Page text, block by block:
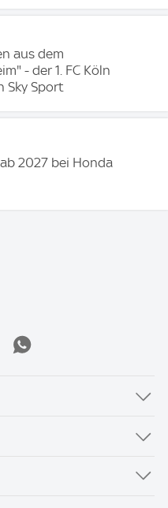
aus dem
- der 1. FC Köln
Sky Sport
2027 bei Honda